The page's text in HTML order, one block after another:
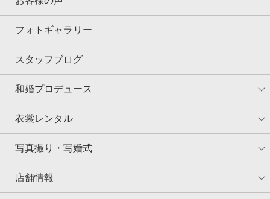
フォトギャラリー
スタッフブログ
和婚プロデュース
衣裳レンタル
写真撮り・写婚式
店舗情報